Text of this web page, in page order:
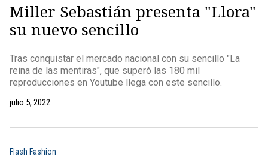
Miller Sebastián presenta "Llora"
su nuevo sencillo
Tras conquistar el mercado nacional con su sencillo "La
reina de las mentiras", que superó las 180 mil
reproducciones en Youtube llega con este sencillo.
julio 5, 2022
Flash Fashion